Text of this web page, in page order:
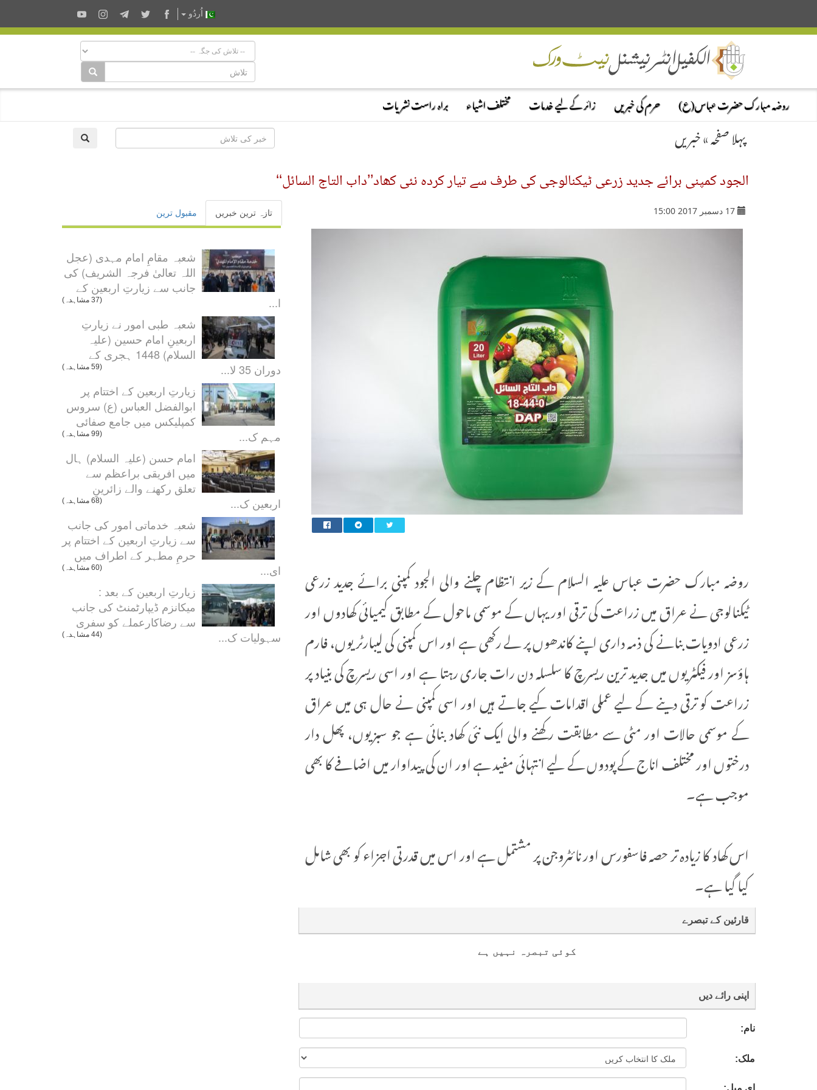
اُردُو
روضہ مبارک حضرت عباس(ع) حرم کی خبریں زائر کے لیے خدمات مختلف اشیاء براہ راست نشریات
پہلا صفحہ»خبریں
الجود کمپنی برائے جدید زرعی ٹیکنالوجی کی طرف سے تیار کردہ نئی کھاد’’داب التاج السائل‘‘
17 دسمبر 2017 15:00
روضہ مبارک حضرت عباس علیہ السلام کے زیر انتظام چلنے والی الجود کمپنی برائے جدید زرعی
ٹیکنالوجی نے عراق میں زراعت کی ترقی اور یہاں کے موسمی ماحول کے مطابق کیمیائی کھادوں اور
زرعی ادویات بنانے کی ذمہ داری اپنے کاندھوں پر لے رکھی ہے اور اس کمپنی کی لیبارٹریوں، فارم
ہاؤسز اور فیکٹریوں میں جدید ترین ریسرچ کا سلسلہ دن رات جاری رہتا ہے اور اسی ریسرچ کی بنیاد پر
زراعت کو ترقی دینے کے لیے عملی اقدامات کیے جاتے ہیں اور اسی کمپنی نے حال ہی میں عراق
کے موسمی حالات اور مٹی سے مطابقت رکھنے والی ایک نئی کھاد بنائی ہے جو سبزیوں، پھل دار
درختوں اور مختلف اناج کے پودوں کے لیے انتہائی مفید ہے اور ان کی پیداوار میں اضافے کا بھی
موجب ہے۔
اس کھاد کا زیادہ تر حصہ فاسفورس اور نائٹروجن پر مشتمل ہے اور اس میں قدرتی اجزاء کو بھی شامل
کیا گیا ہے۔
قارئین کے تبصرے
کوئی تبصرہ نہیں ہے
اپنی رائے دیں
نام:
ملک:
ای میل:
تازہ ترین خبریں مقبول ترین
شعبہ مقامِ امام مہدی (عجل
اللہ تعالیٰ فرجہ الشریف) کی
جانب سے زیارتِ اربعین کے
ا...
(37 مشاہدہ)
شعبہ طبی امور نے زیارتِ
اربعینِ امام حسین (علیہ
السلام) 1448 ہجری کے
دوران 35 لا...
(59 مشاہدہ)
زیارتِ اربعین کے اختتام پر
ابوالفضل العباس (ع) سروس
کمپلیکس میں جامع صفائی
مہم ک...
(99 مشاہدہ)
امام حسن (علیہ السلام) ہال
میں افریقی براعظم سے
تعلق رکھنے والے زائرینِ
اربعین ک...
(68 مشاہدہ)
شعبہ خدماتی امور کی جانب
سے زیارتِ اربعین کے اختتام پر
حرمِ مطہر کے اطراف میں
ای...
(60 مشاہدہ)
زیارتِ اربعین کے بعد :
میکانزم ڈیپارٹمنٹ کی جانب
سے رضاکارعملے کو سفری
سہولیات ک...
(44 مشاہدہ)